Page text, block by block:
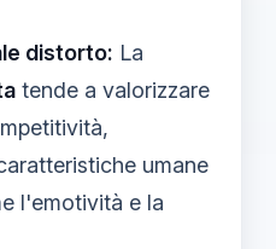
distorto: La
tende a valorizzare
umane
l'emotività e la